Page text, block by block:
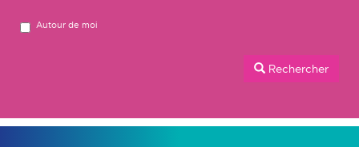
Autour de moi
Rechercher